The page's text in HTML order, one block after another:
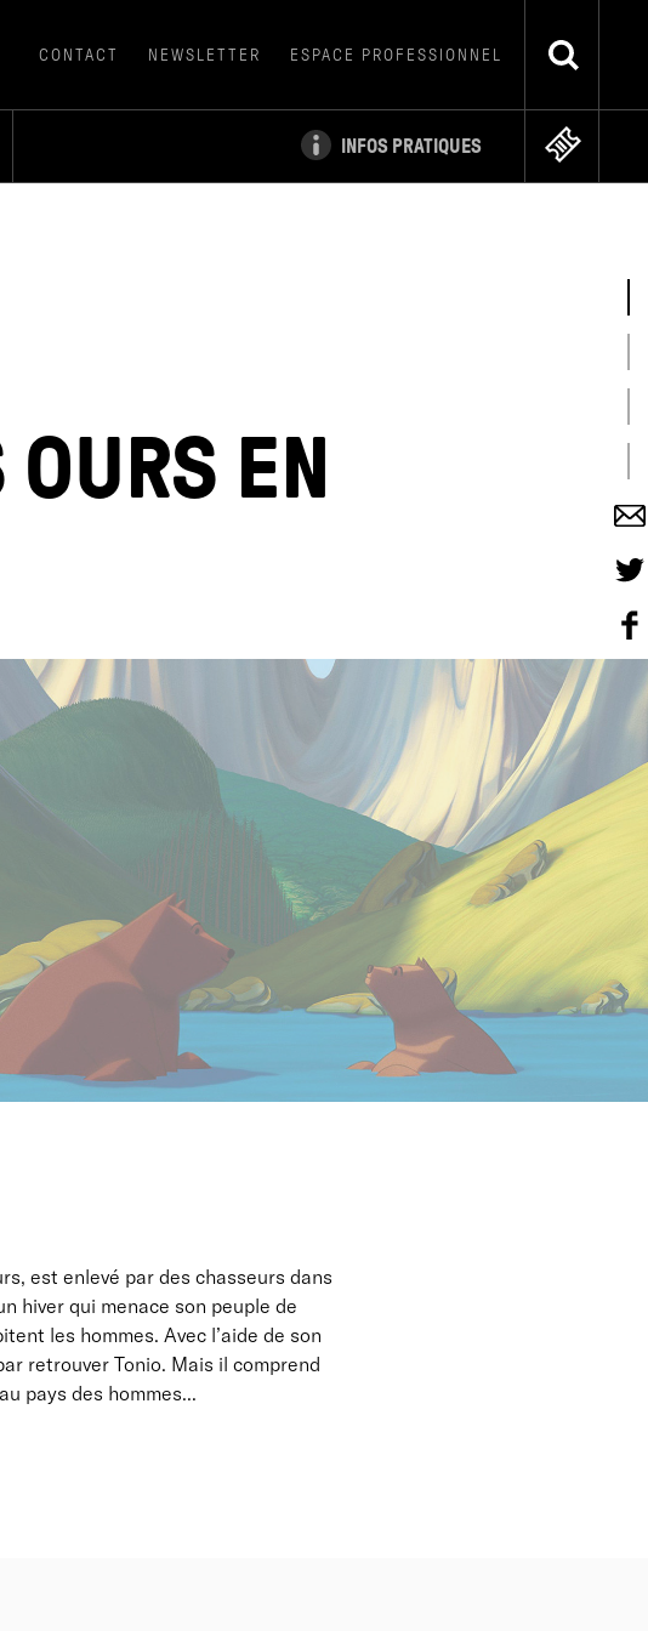
INFOS PRATIQUES
CONTACT NEWSLETTER ESPACE PROFESSIONNEL
EN
est enlevé par des chasseurs dans
hiver qui menace son peuple de
les hommes. Avec l’aide de son
retrouver Tonio. Mais il comprend
pays des hommes...